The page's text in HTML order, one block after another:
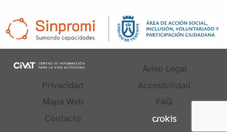
Aviso Legal
Privacidad
Accesibilidad
Mapa Web
FAQ
Contacto